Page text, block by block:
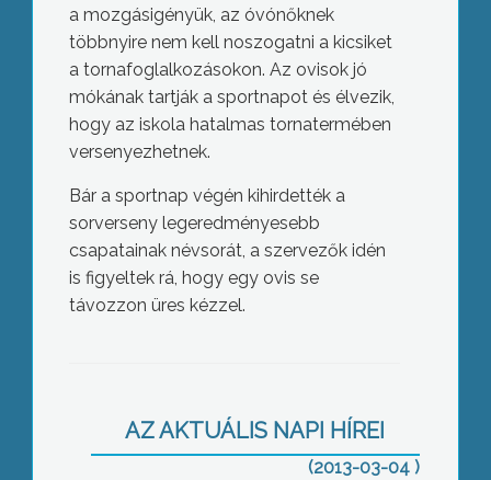
a mozgásigényük, az óvónőknek
többnyire nem kell noszogatni a kicsiket
a tornafoglalkozásokon. Az ovisok jó
mókának tartják a sportnapot és élvezik,
hogy az iskola hatalmas tornatermében
versenyezhetnek.
Bár a sportnap végén kihirdették a
sorverseny legeredményesebb
csapatainak névsorát, a szervezők idén
is figyeltek rá, hogy egy ovis se
távozzon üres kézzel.
AZ AKTUÁLIS NAPI HÍREI
(2013-03-04 )